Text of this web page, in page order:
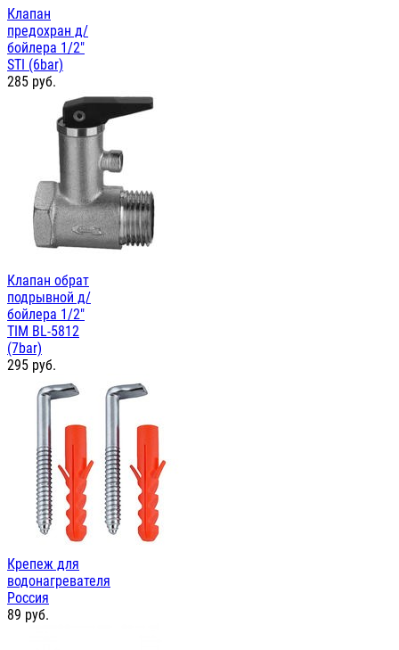
Клапан
предохран д/
бойлера 1/2"
STI (6bar)
285 руб.
Клапан обрат
подрывной д/
бойлера 1/2"
TIM BL-5812
(7bar)
295 руб.
Крепеж для
водонагревателя
Россия
89 руб.